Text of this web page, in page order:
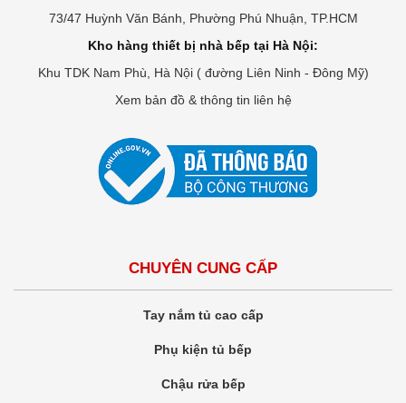
73/47 Huỳnh Văn Bánh, Phường Phú Nhuận, TP.HCM
Kho hàng thiết bị nhà bếp tại Hà Nội:
Khu TDK Nam Phù, Hà Nội ( đường Liên Ninh - Đông Mỹ)
Xem bản đồ & thông tin liên hệ
CHUYÊN CUNG CẤP
Tay nắm tủ cao cấp
Phụ kiện tủ bếp
Chậu rửa bếp